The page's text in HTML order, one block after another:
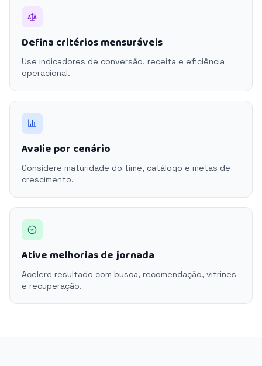
Defina critérios mensuráveis
Use indicadores de conversão, receita e eficiência
operacional.
Avalie por cenário
Considere maturidade do time, catálogo e metas de
crescimento.
Ative melhorias de jornada
Acelere resultado com busca, recomendação, vitrines
e recuperação.